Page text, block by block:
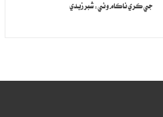
جي ڪري ناڪام وئي: شبر زيدي